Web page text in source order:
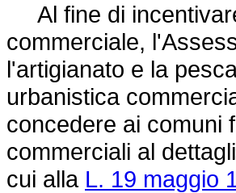
Al fine di
commerciale,
l'artigianato e la
urbanistica
concedere ai comuni
commerciali al
cui alla L. 19 maggio